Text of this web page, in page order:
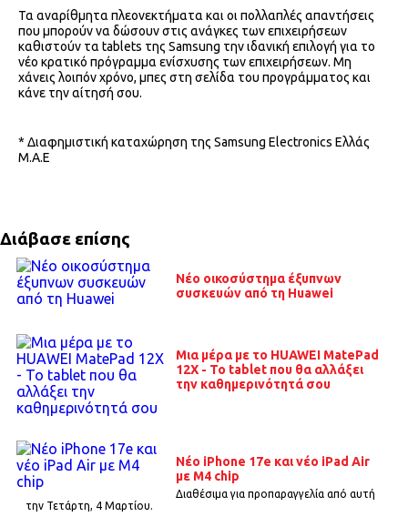
Τα αναρίθμητα πλεονεκτήματα και οι πολλαπλές απαντήσεις
που μπορούν να δώσουν στις ανάγκες των επιχειρήσεων
καθιστούν τα tablets της Samsung την ιδανική επιλογή για το
νέο κρατικό πρόγραμμα ενίσχυσης των επιχειρήσεων. Μη
χάνεις λοιπόν χρόνο, μπες στη σελίδα του προγράμματος και
κάνε την αίτησή σου.
* Διαφημιστική καταχώρηση της Samsung Electronics Ελλάς
Μ.Α.Ε
Διάβασε επίσης
Νέο οικοσύστημα έξυπνων
συσκευών από τη Huawei
Μια μέρα με το HUAWEI MatePad
12X - Το tablet που θα αλλάξει
την καθημερινότητά σου
Nέο iPhone 17e και νέο iPad Air
με Μ4 chip
Διαθέσιμα για προπαραγγελία από αυτή
την Τετάρτη, 4 Μαρτίου.